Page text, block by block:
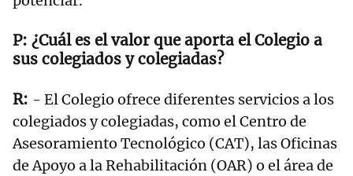
¿Cuál es el valor que aporta el Colegio a
sus colegiados y colegiadas?
- El Colegio ofrece diferentes servicios a los
colegiados y colegiadas, como el Centro de
Asesoramiento Tecnológico (CAT), las Oficinas
de Apoyo a la Rehabilitación (OAR) o el área de